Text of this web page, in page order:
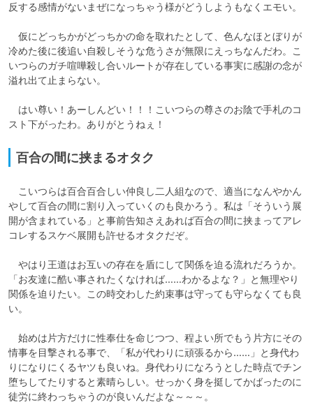
反する感情がないまぜになっちゃう様がどうしようもなくエモい。
仮にどっちかがどっちかの命を取れたとして、色んなほとぼりが
冷めた後に後追い自殺しそうな危うさが無限にえっちなんだわ。こ
いつらのガチ喧嘩殺し合いルートが存在している事実に感謝の念が
溢れ出て止まらない。
はい尊い！あーしんどい！！！こいつらの尊さのお陰で手札のコ
スト下がったわ。ありがとうねぇ！
百合の間に挟まるオタク
こいつらは百合百合しい仲良し二人組なので、適当になんやかん
やして百合の間に割り入っていくのも良かろう。私は「そういう展
開が含まれている」と事前告知さえあれば百合の間に挟まってアレ
コレするスケベ展開も許せるオタクだぞ。
やはり王道はお互いの存在を盾にして関係を迫る流れだろうか。
「お友達に酷い事されたくなければ……わかるよな？」と無理やり
関係を迫りたい。この時交わした約束事は守っても守らなくても良
い。
始めは片方だけに性奉仕を命じつつ、程よい所でもう片方にその
情事を目撃される事で、「私が代わりに頑張るから……」と身代わ
りになりにくるヤツも良いね。身代わりになろうとした時点でチン
堕ちしてたりすると素晴らしい。せっかく身を挺してかばったのに
徒労に終わっちゃうのが良いんだよな～～～。